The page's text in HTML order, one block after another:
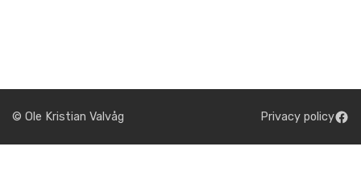
© Ole Kristian Valvåg Privacy policy